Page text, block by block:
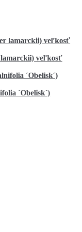
veľkosť
´Obelisk´)